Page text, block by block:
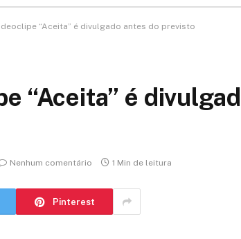
“Aceita” é divulgado antes do previsto
“Aceita” é
Nenhum comentário 1 Min de leitura
Pinterest